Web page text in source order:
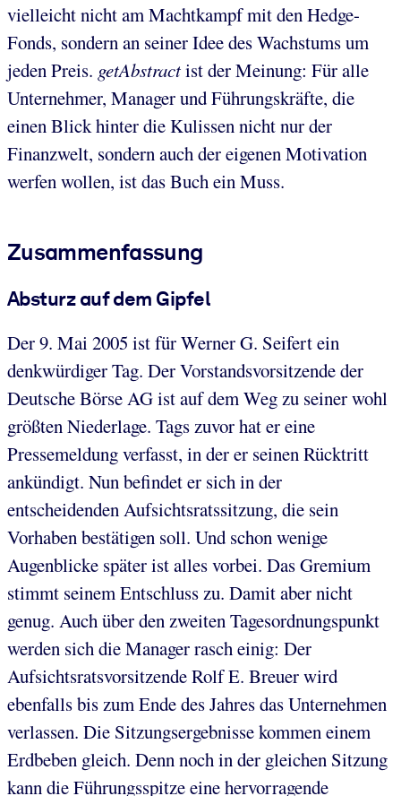
vielleicht nicht am Machtkampf mit den Hedge-
Fonds, sondern an seiner Idee des Wachstums um
jeden Preis. getAbstractist der Meinung: Für alle
Unternehmer, Manager und Führungskräfte, die
einen Blick hinter die Kulissen nicht nur der
Finanzwelt, sondern auch der eigenen Motivation
werfen wollen, ist das Buch ein Muss.
Zusammenfassung
Absturz auf dem Gipfel
Der 9. Mai 2005 ist für Werner G. Seifert ein
denkwürdiger Tag. Der Vorstandsvorsitzende der
Deutsche Börse AG ist auf dem Weg zu seiner wohl
größten Niederlage. Tags zuvor hat er eine
Pressemeldung verfasst, in der er seinen Rücktritt
ankündigt. Nun befindet er sich in der
entscheidenden Aufsichtsratssitzung, die sein
Vorhaben bestätigen soll. Und schon wenige
Augenblicke später ist alles vorbei. Das Gremium
stimmt seinem Entschluss zu. Damit aber nicht
genug. Auch über den zweiten Tagesordnungspunkt
werden sich die Manager rasch einig: Der
Aufsichtsratsvorsitzende Rolf E. Breuer wird
ebenfalls bis zum Ende des Jahres das Unternehmen
verlassen. Die Sitzungsergebnisse kommen einem
Erdbeben gleich. Denn noch in der gleichen Sitzung
kann die Führungsspitze eine hervorragende